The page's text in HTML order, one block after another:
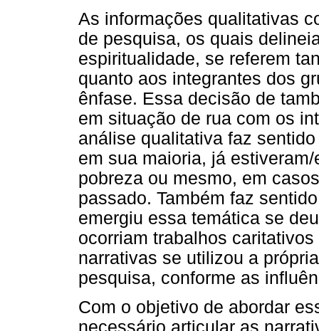
As informações qualitativas
de pesquisa, os quais
espiritualidade, se referem
quanto aos integrantes dos
ênfase. Essa decisão de
em situação de rua com os
análise qualitativa faz
em sua maioria, já
pobreza ou mesmo, em
passado. Também faz
emergiu essa temática se
ocorriam trabalhos
narrativas se utilizou a
pesquisa, conforme as
Com o objetivo de abordar
necessário articular as